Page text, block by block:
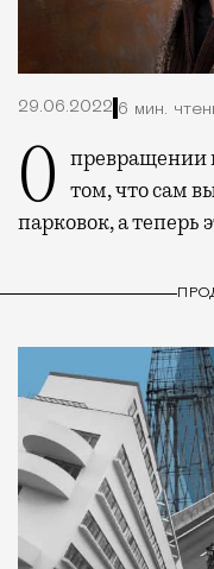
29.06.2022 6 мин.
О превращении города в арену для битвы и о том, что сам
парковок, а теперь